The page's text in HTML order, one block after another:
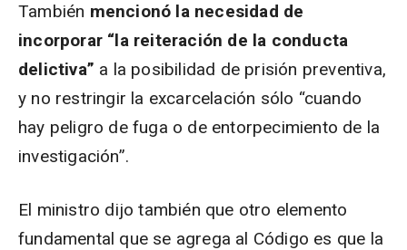
También mencionó la necesidad de
incorporar “la reiteración de la conducta
delictiva” a la posibilidad de prisión preventiva,
y no restringir la excarcelación sólo “cuando
hay peligro de fuga o de entorpecimiento de la
investigación”.
El ministro dijo también que otro elemento
fundamental que se agrega al Código es que la